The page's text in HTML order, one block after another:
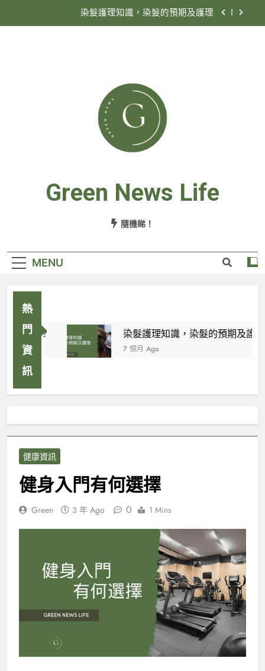
染髮護理知識，染髮的預期及護理
情人節買甚麼花好？
染髮護理知識，染髮的預期及護理
香港殯儀公司收費定義
Green News Life
隨機睇！
MENU
熱
門
資
訊
花好？ 染髮護理知識，染髮的預期及護理
7 個月 Ago
健康資訊
健身入門有何選擇
Green 3 年 Ago 0 1 Mins